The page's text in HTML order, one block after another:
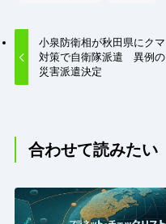
小泉防衛相が秋田県にクマ
対策で自衛隊派遣 異例の
災害派遣決定
合わせて読みたい